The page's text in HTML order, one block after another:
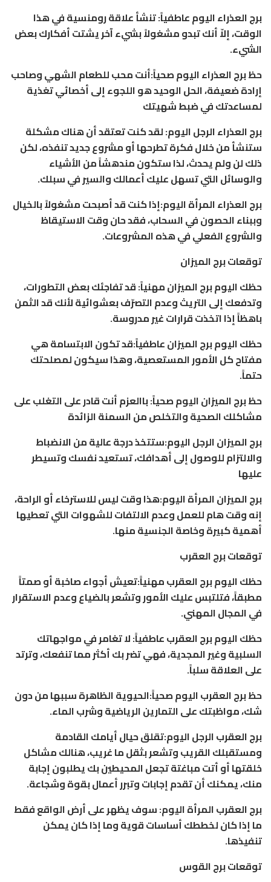
برج العذراء اليوم عاطفياً: تنشأ علاقة رومنسية في هذا
الوقت، إلاّ أنك تبدو مشغولاً بشيء آخر يشتت أفكارك بعض
الشيء.
حظ برج العذراء اليوم صحياً:أنت محب للطعام الشهي وصاحب
إرادة ضعيفة، الحل الوحيد هو اللجوء إلى أخصائي تغذية
لمساعدتك في ضبط شهيتك
برج العذراء الرجل اليوم: لقد كنت تعتقد أن هناك مشكلة
ستنشأ من خلال فكرة تطرحها أو مشروع جديد تنفذه، لكن
ذلك لن ولم يحدث، لذا ستكون مندهشاً من الأشياء
والوسائل التي تسهل عليك أعمالك والسير في سبلك.
برج العذراء المرأة اليوم:إذا كنت قد أصبحت مشغولاً بالخيال
وببناء الحصون في السحاب، فقد حان وقت الاستيقاظ
والشروع الفعلي في هذه المشروعات.
توقعات برج الميزان
حظك اليوم برج الميزان مهنياً: قد تفاجئك بعض التطورات،
وتدفعك إلى التريث وعدم التصرّف بعشوائية لأنك قد الثمن
باهظاً إذا اتخذت قرارات غير مدروسة.
حظك اليوم برج الميزان عاطفياً:قد تكون الابتسامة هي
مفتاح كل الأمور المستعصية، وهذا سيكون لمصلحتك
حتماً.
حظ برج الميزان اليوم صحياً: باالعزم أنت قادر على التغلب على
مشاكلك الصحية والتخلص من السمنة الزائدة
برج الميزان الرجل اليوم:ستتخذ درجة عالية من الانضباط
والالتزام للوصول إلى أهدافك، تستعيد نفسك وتسيطر
عليها
برج الميزان المرأة اليوم:هذا وقت ليس للاسترخاء أو الراحة،
إنه وقت هام للعمل وعدم الالتفات للشهوات التي تعطيها
أهمية كبيرة وخاصة الجنسية منها.
توقعات برج العقرب
حظك اليوم برج العقرب مهنياً:تعيش أجواء صاخبة أو صمتاً
مطبقاً، فتلتبس عليك الأمور وتشعر بالضياع وعدم الاستقرار
في المجال المهني.
حظك اليوم برج العقرب عاطفياً: لا تغامر في مواجهاتك
السلبية وغير المجدية، فهي تضر بك أكثر مما تنفعك، وترتد
على العلاقة سلباً.
حظ برج العقرب اليوم صحياً:الحيوية الظاهرة سببها من دون
شك، مواظبتك على التمارين الرياضية وشرب الماء.
برج العقرب الرجل اليوم:تقلق حيال أيامك القادمة
ومستقبلك القريب وتشعر بثقل ما غريب، هنالك مشاكل
خلقتها أو أتت مباغتة تجعل المحيطين بك يطلبون إجابة
منك، يمكنك أن تقدم إجابات وتبرر أعمال بقوة وشجاعة.
برج العقرب المرأة اليوم: سوف يظهر على أرض الواقع فقط
ما إذا كان لخططك أساسات قوية وما إذا كان يمكن
تنفيذها.
توقعات برج القوس